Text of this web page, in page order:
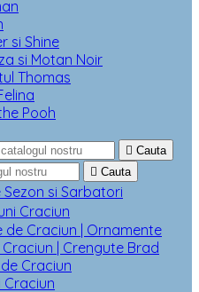
si Shine
si Motan Noir
Thomas
Pooh
 Cauta
 Cauta
si Sarbatori
Craciun
de Craciun | Ornamente
Craciun | Crengute Brad
Craciun
Craciun